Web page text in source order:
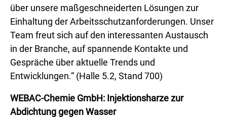
über unsere maßgeschneiderten Lösungen zur
Einhaltung der Arbeitsschutzanforderungen. Unser
Team freut sich auf den interessanten Austausch
in der Branche, auf spannende Kontakte und
Gespräche über aktuelle Trends und
Entwicklungen.“ (Halle 5.2, Stand 700)
WEBAC-Chemie GmbH: Injektionsharze zur
Abdichtung gegen Wasser